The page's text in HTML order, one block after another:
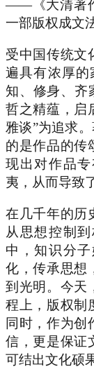
——《大清著
一部版权成文
受中国传统文
遍具有浓厚的
知、修身、齐
哲之精蕴，启
雅谈”为追求
的是作品的传
现出对作品
夷，从而导致
在几千年的历
从思想控制
中，知识分
化，传承思想
到光明。今天
程上，版权制
同时，作为创
信，更是保证
可结出文化硕